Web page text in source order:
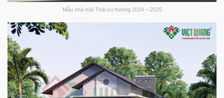
Mẫu nhà mái Thái xu hướng 2024 – 2025